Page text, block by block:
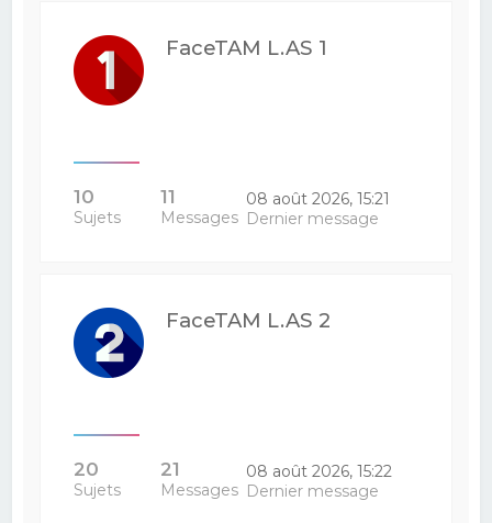
FaceTAM L.AS 1
10
Sujets
11
Messages
08 août 2026, 15:21
Dernier message
FaceTAM L.AS 2
20
Sujets
21
Messages
08 août 2026, 15:22
Dernier message